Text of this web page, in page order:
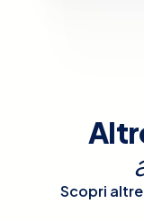
Scopri